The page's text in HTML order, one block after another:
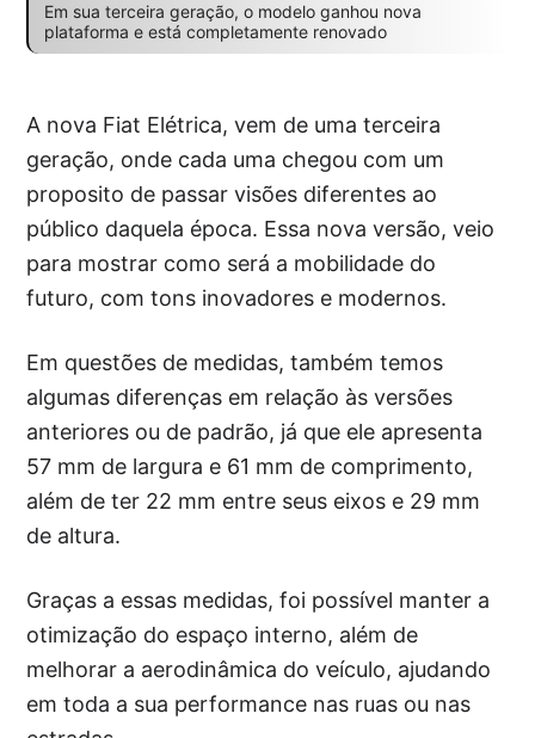
Em sua terceira geração, o modelo ganhou nova
plataforma e está completamente renovado
A nova Fiat Elétrica, vem de uma terceira
geração, onde cada uma chegou com um
proposito de passar visões diferentes ao
público daquela época. Essa nova versão, veio
para mostrar como será a mobilidade do
futuro, com tons inovadores e modernos.
Em questões de medidas, também temos
algumas diferenças em relação às versões
anteriores ou de padrão, já que ele apresenta
57 mm de largura e 61 mm de comprimento,
além de ter 22 mm entre seus eixos e 29 mm
de altura.
Graças a essas medidas, foi possível manter a
otimização do espaço interno, além de
melhorar a aerodinâmica do veículo, ajudando
em toda a sua performance nas ruas ou nas